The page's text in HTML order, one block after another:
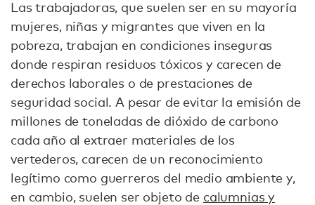
Las trabajadoras, que suelen ser en su mayoría
mujeres, niñas y migrantes que viven en la
pobreza, trabajan en condiciones inseguras
donde respiran residuos tóxicos y carecen de
derechos laborales o de prestaciones de
seguridad social. A pesar de evitar la emisión de
millones de toneladas de dióxido de carbono
cada año al extraer materiales de los
vertederos, carecen de un reconocimiento
legítimo como guerreros del medio ambiente y,
en cambio, suelen ser objeto de calumnias y